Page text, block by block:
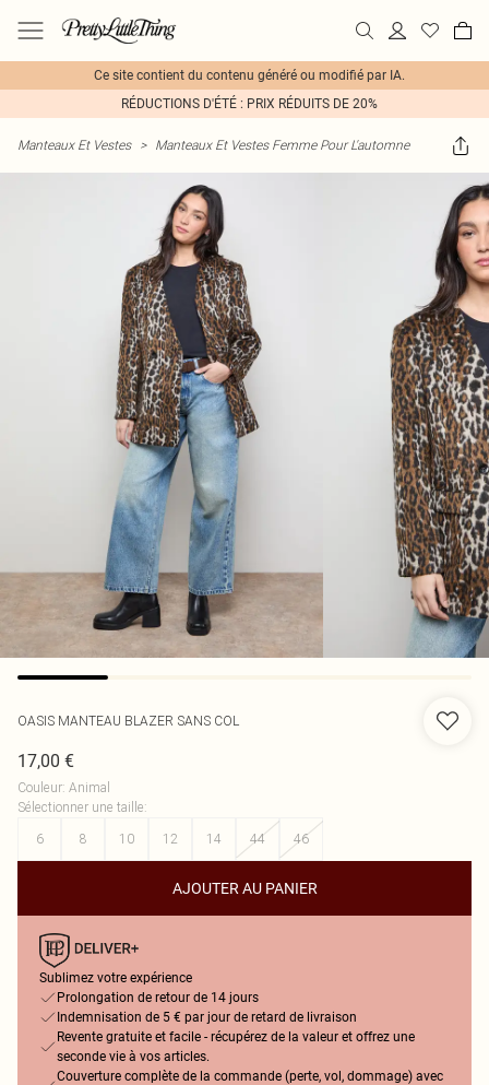
Ce site contient du contenu généré ou modifié par IA.
RÉDUCTIONS D'ÉTÉ : PRIX RÉDUITS DE 20%
Manteaux Et Vestes > Manteaux Et Vestes Femme Pour L'automne
OASIS MANTEAU BLAZER SANS COL
17,00 €
Couleur: Animal
Sélectionner une taille:
6
8 10 12 14 44 46
AJOUTER AU PANIER
Sublimez votre expérience
Prolongation de retour de 14 jours
Indemnisation de 5 € par jour de retard de livraison
Revente gratuite et facile - récupérez de la valeur et offrez une
seconde vie à vos articles.
Couverture complète de la commande (perte, vol, dommage) avec